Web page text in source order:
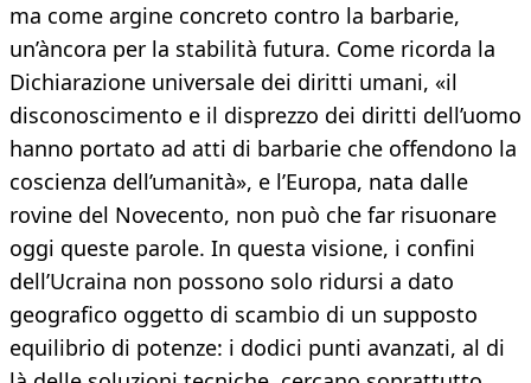
ma come argine concreto contro la barbarie,
un’àncora per la stabilità futura. Come ricorda la
Dichiarazione universale dei diritti umani, «il
disconoscimento e il disprezzo dei diritti dell’uomo
hanno portato ad atti di barbarie che offendono la
coscienza dell’umanità», e l’Europa, nata dalle
rovine del Novecento, non può che far risuonare
oggi queste parole. In questa visione, i confini
dell’Ucraina non possono solo ridursi a dato
geografico oggetto di scambio di un supposto
equilibrio di potenze: i dodici punti avanzati, al di